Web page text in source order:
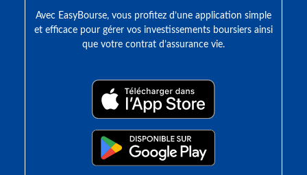
Avec EasyBourse, vous profitez d’une application simple
et efficace pour gérer vos investissements boursiers ainsi
que votre contrat d’assurance vie.